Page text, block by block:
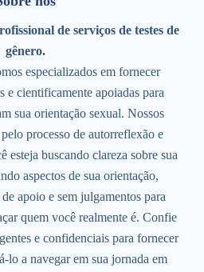
de serviços de testes de
gênero.
especializados em fornecer
e cientificamente apoiadas para
sua orientação sexual. Nossos
processo de autorreflexão e
esteja buscando clareza sobre sua
aspectos de sua orientação,
apoio e sem julgamentos para
quem você realmente é. Confie
e confidenciais para fornecer
lo a navegar em sua jornada em